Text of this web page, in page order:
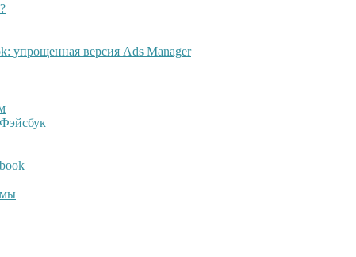
упрощенная версия Ads Manager